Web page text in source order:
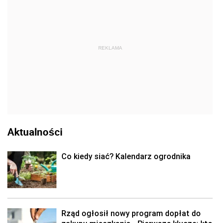
REKLAMA
Aktualności
Co kiedy siać? Kalendarz ogrodnika
Rząd ogłosił nowy program dopłat do